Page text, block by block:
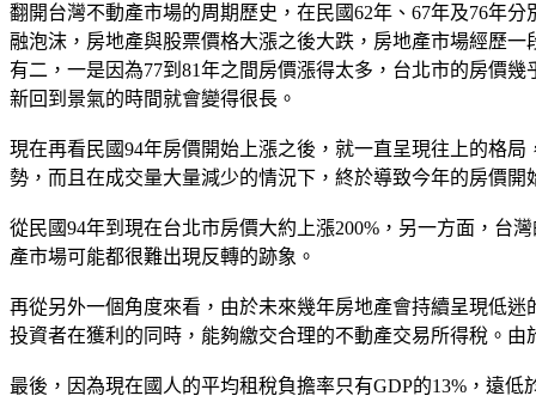
翻開台灣不動產市場的周期歷史，在民國62年、67年及76年
融泡沫，房地產與股票價格大漲之後大跌，房地產市場經歷
有二，一是因為77到81年之間房價漲得太多，台北市的房價
新回到景氣的時間就會變得很長。
現在再看民國94年房價開始上漲之後，就一直呈現往上的格
勢，而且在成交量大量減少的情況下，終於導致今年的房價開
從民國94年到現在台北市房價大約上漲200%，另一方面，台
產市場可能都很難出現反轉的跡象。
再從另外一個角度來看，由於未來幾年房地產會持續呈現低
投資者在獲利的同時，能夠繳交合理的不動產交易所得稅。
最後，因為現在國人的平均租稅負擔率只有GDP的13%，遠